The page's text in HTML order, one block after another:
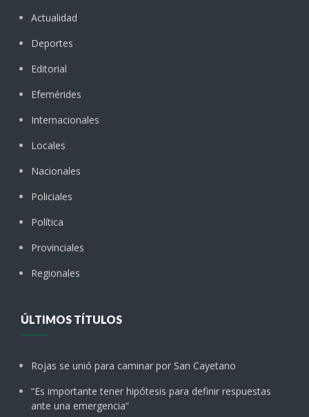
Actualidad
Deportes
Editorial
Efemérides
Internacionales
Locales
Nacionales
Policiales
Política
Provinciales
Regionales
ÚLTIMOS TÍTULOS
Rojas se unió para caminar por San Cayetano
“Es importante tener hipótesis para definir respuestas
ante una emergencia“